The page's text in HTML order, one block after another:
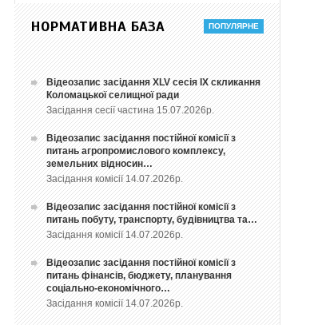
НОРМАТИВНА БАЗА
Відеозапис засідання ХLV сесія ІХ скликання
Коломацької селищної ради
Засідання сесії частина 15.07.2026р.
Відеозапис засідання постійної комісії з
питань агропромислового комплексу,
земельних відносин…
Засідання комісії 14.07.2026р.
Відеозапис засідання постійної комісії з
питань побуту, транспорту, будівництва та…
Засідання комісії 14.07.2026р.
Відеозапис засідання постійної комісії з
питань фінансів, бюджету, планування
соціально-економічного…
Засідання комісії 14.07.2026р.